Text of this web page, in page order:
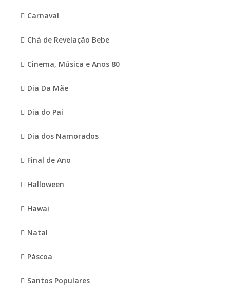
Carnaval
Chá de Revelação Bebe
Cinema, Música e Anos 80
Dia Da Mãe
Dia do Pai
Dia dos Namorados
Final de Ano
Halloween
Hawai
Natal
Páscoa
Santos Populares